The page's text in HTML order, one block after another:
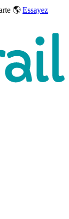
🌎 Essayez